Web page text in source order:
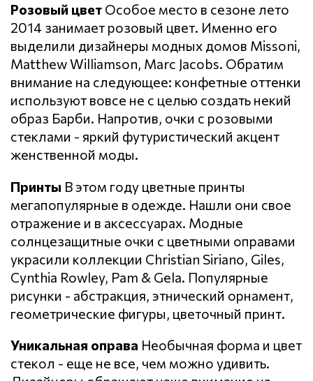
Розовый цвет Особое место в сезоне лето
2014 занимает розовый цвет. Именно его
выделили дизайнеры модных домов Missoni,
Matthew Williamson, Marc Jacobs. Обратим
внимание на следующее: конфетные оттенки
используют вовсе не с целью создать некий
образ Барби. Напротив, очки с розовыми
стеклами - яркий футуристический акцент
женственной моды.
Принты В этом году цветные принты
мегапопулярные в одежде. Нашли они свое
отражение и в аксессуарах. Модные
солнцезащитные очки с цветными оправами
украсили коллекции Christian Siriano, Giles,
Cynthia Rowley, Pam & Gela. Популярные
рисунки - абстракция, этнический орнамент,
геометрические фигуры, цветочный принт.
Уникальная оправа Необычная форма и цвет
стекол - еще не все, чем можно удивить.